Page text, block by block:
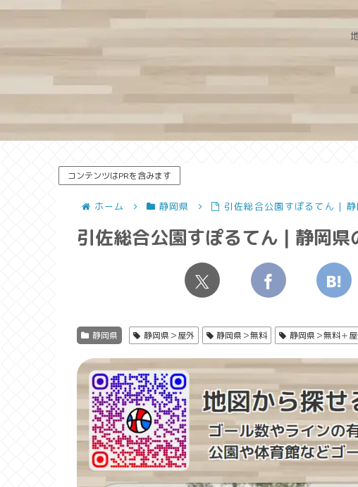
コンテンツはPRを含みます
ホーム 静岡県 引佐総合公園すぽるてん |
引佐総合公園すぽるてん | 静岡県
静岡県 静岡県＞屋外 静岡県＞無料 静岡県＞無料＋